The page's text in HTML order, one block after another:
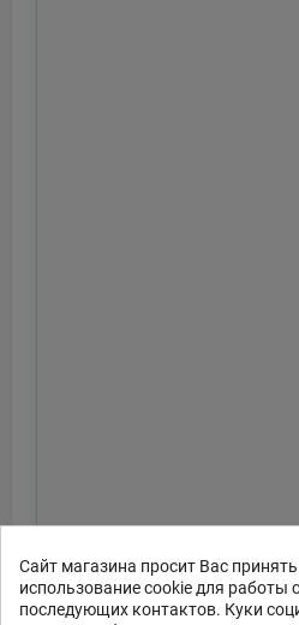
Сайт магазина просит Вас
использование cookie для работы
последующих контактов. Куки